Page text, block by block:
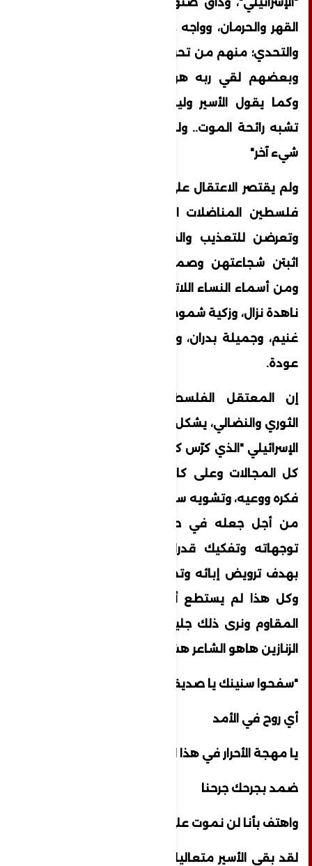
القهر والحرمان، وواجه جلاّده بالصبر والصمود
والتحدي؛ منهم من تحرر، وأكثرهم مازال ينتظر،
وبعضهم لقي ربه هو يشدّ على القضبان،
وكما يقول الأسير وليد دقة "للسجن رائحة
تشبه رائحة الموت.. وللموت رائحة الموت ولا
شيء آخر"
ولم يقتصر الاعتقال على الرجال؛ بل طال نساء
فلسطين المناضلات اللاتي دخلن المعتقل،
وتعرضن للتعذيب والقهر والإذلال، إلا أنهن
اثبتن شجاعتهن وصمودهن أمام جلاديهن.
ومن أسماء النساء اللاتي كتبن خلف القضبان:
ناهدة نزال، وزكية شموط، وختام خطاب، وسعاد
غنيم، وجميلة بدران، وحليمة فريتخ، وعائشة
عودة.
إن المعتقل الفلسطيني بفكره ومحتواه
الثوري والنضالي، يشكل هدفًا أساسيًا للاحتلال"
الإسرائيلي "الذي كرّس كل طاقاته وجهوده في
كل المجالات وعلى كافة الأصعدة لتشويش
فكره ووعيه، وتشويه سلوكه وأفعاله النضالية؛
من أجل جعله في حالة شك ذاتي؛ لإحباط
توجهاته وتفكيك قدراته الكفاحية والثورية؛
بهدف ترويض إبائه وتحطيم إرادته وصموده،
وكل هذا لم يستطع أن يثني عزيمة البطل
المقاوم ونرى ذلك جليا فيما كتب من داخل
الزنازين هاهو الشاعر هشام أبو ضاحي يقول
"سفحوا سنينك يا صديقي
أي روح في الأمد
يا مهجة الأحرار في هذا النفق
ضمد بجرحك جرحنا
واهتف بأنا لن نموت على هوامشها الطرق"
لقد بقي الأسير متعاليا على كل الجراح مؤمنا